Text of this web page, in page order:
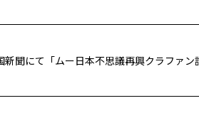
新聞にて「ムー日本不思議再興クラファ